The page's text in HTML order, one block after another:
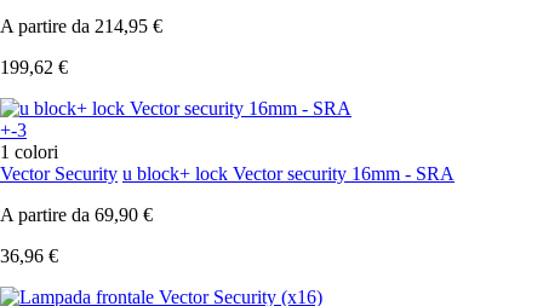
A partire da 214,95 €
199,62 €
+-3
1 colori
Vector Security u block+ lock Vector security 16mm - SRA
A partire da 69,90 €
36,96 €